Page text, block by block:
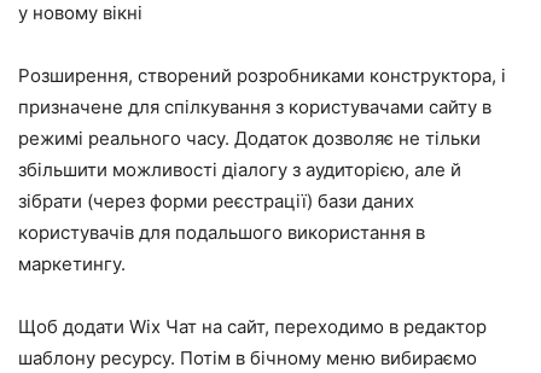
у новому вікні
Розширення, створений розробниками конструктора, і
призначене для спілкування з користувачами сайту в
режимі реального часу. Додаток дозволяє не тільки
збільшити можливості діалогу з аудиторією, але й
зібрати (через форми реєстрації) бази даних
користувачів для подальшого використання в
маркетингу.
Щоб додати Wix Чат на сайт, переходимо в редактор
шаблону ресурсу. Потім в бічному меню вибираємо